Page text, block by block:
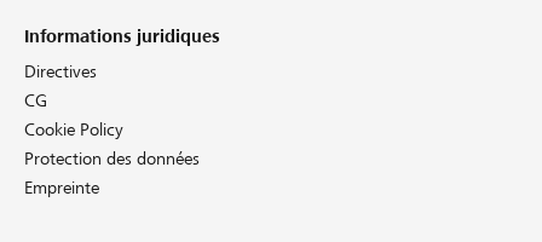
Informations juridiques
Directives
CG
Cookie Policy
Protection des données
Empreinte